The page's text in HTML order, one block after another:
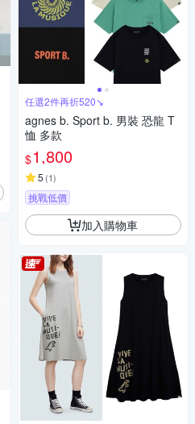
任選2件再折520↘
agnes b. Sport b. 男裝 恐龍 T
恤 多款
$1,800
5 (1)
挑戰低價
加入購物車